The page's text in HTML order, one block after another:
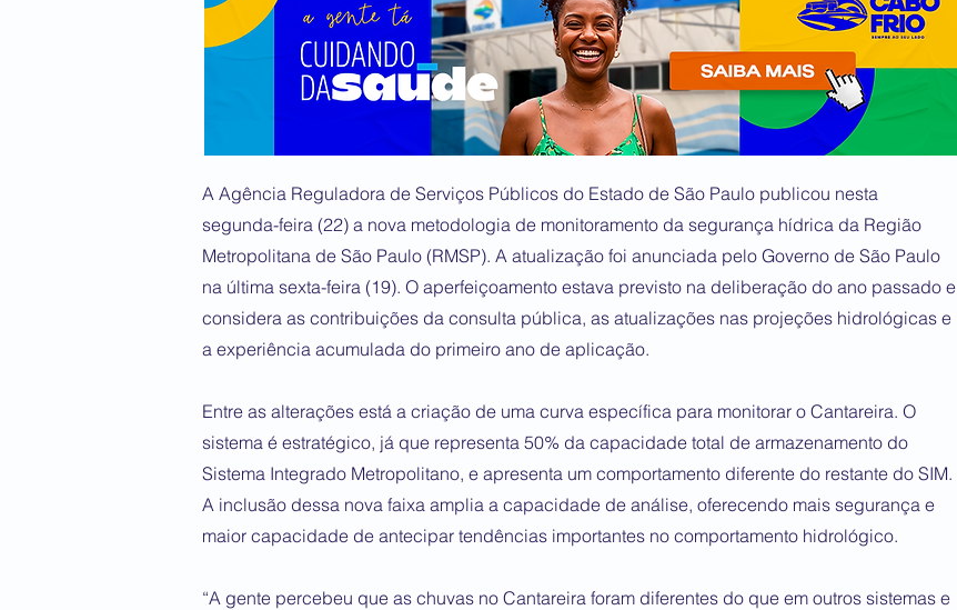
A Agência Reguladora de Serviços Públicos do Estado de São Paulo publicou nesta
segunda-feira (22) a nova metodologia de monitoramento da segurança hídrica da Região
Metropolitana de São Paulo (RMSP). A atualização foi anunciada pelo Governo de São Paulo
na última sexta-feira (19). O aperfeiçoamento estava previsto na deliberação do ano passado e
considera as contribuições da consulta pública, as atualizações nas projeções hidrológicas e
a experiência acumulada do primeiro ano de aplicação.
Entre as alterações está a criação de uma curva específica para monitorar o Cantareira. O
sistema é estratégico, já que representa 50% da capacidade total de armazenamento do
Sistema Integrado Metropolitano, e apresenta um comportamento diferente do restante do SIM.
A inclusão dessa nova faixa amplia a capacidade de análise, oferecendo mais segurança e
maior capacidade de antecipar tendências importantes no comportamento hidrológico.
“A gente percebeu que as chuvas no Cantareira foram diferentes do que em outros sistemas e